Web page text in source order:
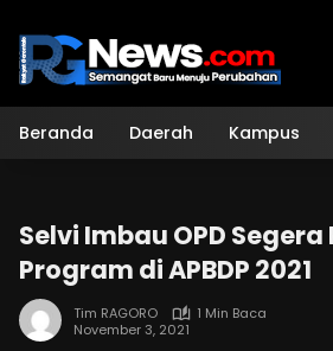
konten
Beranda Daerah Kampus
Selvi Imbau OPD
Program di APBDP 2021
Tim RAGORO
1 Min Baca
November 3, 2021